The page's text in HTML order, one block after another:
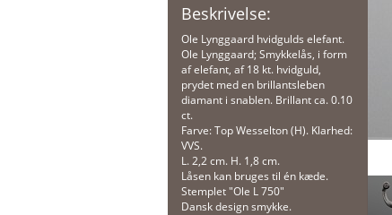
Beskrivelse:
Ole Lynggaard hvidgulds elefant.
Ole Lynggaard; Smykkelås, i form
af elefant, af 18 kt. hvidguld,
prydet med en brillantsleben
diamant i snablen. Brillant ca. 0.10
ct.
Farve: Top Wesselton (H). Klarhed:
VVS.
L. 2,2 cm. H. 1,8 cm.
Låsen kan bruges til én kæde.
Stemplet "Ole L 750"
Dansk design smykke.